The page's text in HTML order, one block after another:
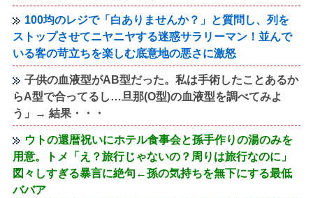
100均のレジで「白ありませんか？」と質問し、列を
ストップさせてニヤニヤする迷惑サラリーマン！並んで
いる客の苛立ちを楽しむ底意地の悪さに激怒
子供の血液型がAB型だった。私は手術したことあるか
らA型で合ってるし…旦那(O型)の血液型を調べてみよ
う」→ 結果・・・
ウトの還暦祝いにホテル食事会と孫手作りの湯のみを
用意。トメ「え？旅行じゃないの？周りは旅行なのに」
図々しすぎる暴言に絶句←孫の気持ちを無下にする最低
ババア